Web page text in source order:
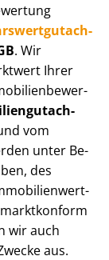
. Wir
Ihrer
vom
unter Be­
des
wir auch
aus.